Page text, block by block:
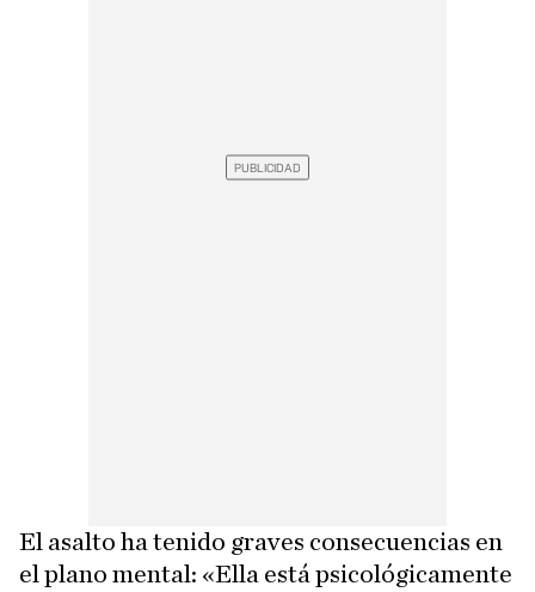
El asalto ha tenido graves consecuencias en
el plano mental: «Ella está psicológicamente